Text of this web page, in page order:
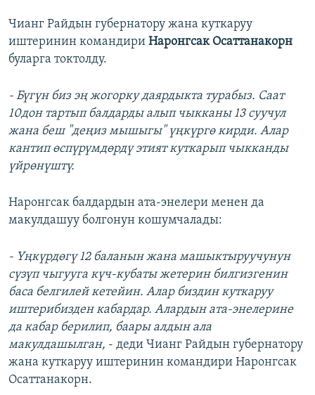
Чианг Райдын губернатору жана куткаруу
иштеринин командири Наронгсак Осаттанакорн
буларга токтолду.
- Бүгүн биз эң жогорку даярдыкта турабыз. Саат
10дон тартып балдарды алып чыкканы 13 суучул
жана беш "деңиз мышыгы" үңкүргө кирди. Алар
кантип өспүрүмдөрдү этият куткарып чыкканды
үйрөнүштү.
Наронгсак балдардын ата-энелери менен да
макулдашуу болгонун кошумчалады:
- Үңкүрдөгү 12 баланын жана машыктыруучунун
сүзүп чыгууга күч-кубаты жетерин билгизгенин
баса белгилей кетейин. Алар биздин куткаруу
иштерибизден кабардар. Алардын ата-энелерине
да кабар берилип, баары алдын ала
макулдашылган, - деди Чианг Райдын губернатору
жана куткаруу иштеринин командири Наронгсак
Осаттанакорн.